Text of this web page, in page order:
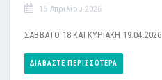
15 Απριλίου 2026
ΣΑΒΒΑΤΟ 18 ΚΑΙ ΚΥΡΙΑΚΗ 19.04.2026
ΔΙΑΒΆΣΤΕ ΠΕΡΙΣΣΌΤΕΡΑ